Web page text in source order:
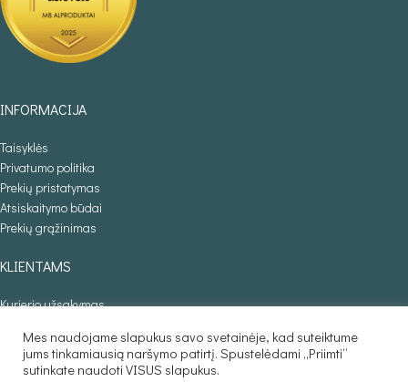
INFORMACIJA
Taisyklės
Privatumo politika
Prekių pristatymas
Atsiskaitymo būdai
Prekių grąžinimas
KLIENTAMS
Kurjerio užsakymas
PREKIŲ KATALOGAS
Mes naudojame slapukus savo svetainėje, kad suteiktume
jums tinkamiausią naršymo patirtį. Spustelėdami „Priimti“
sutinkate naudoti VISUS slapukus.